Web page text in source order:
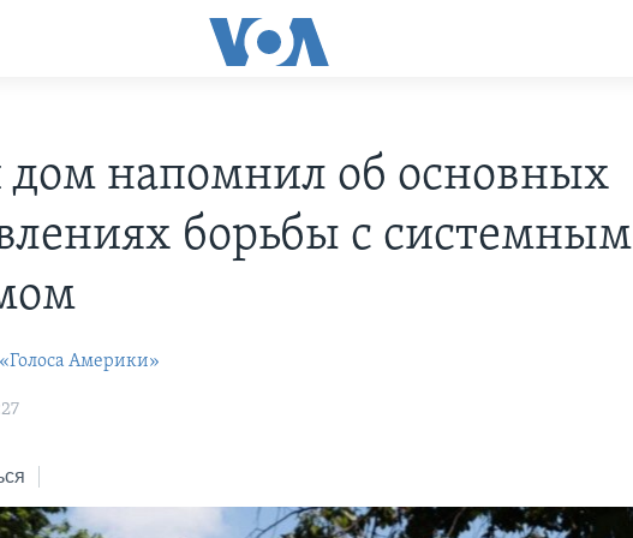
напомнил об основных
борьбы с системным
Америки»